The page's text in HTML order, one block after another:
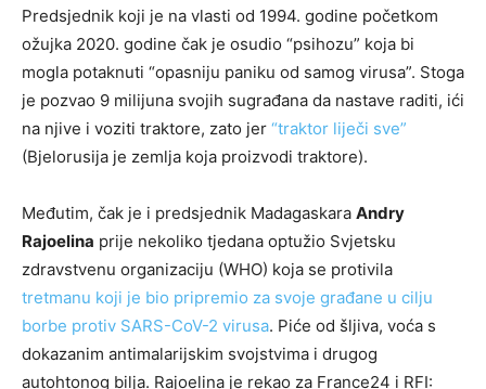
Predsjednik koji je na vlasti od 1994. godine početkom
ožujka 2020. godine čak je osudio “psihozu” koja bi
mogla potaknuti “opasniju paniku od samog virusa”. Stoga
je pozvao 9 milijuna svojih sugrađana da nastave raditi, ići
na njive i voziti traktore, zato jer “traktor liječi sve”
(Bjelorusija je zemlja koja proizvodi traktore).
Međutim, čak je i predsjednik Madagaskara Andry
Rajoelina prije nekoliko tjedana optužio Svjetsku
zdravstvenu organizaciju (WHO) koja se protivila
tretmanu koji je bio pripremio za svoje građane u cilju
borbe protiv SARS-CoV-2 virusa. Piće od šljiva, voća s
dokazanim antimalarijskim svojstvima i drugog
autohtonog bilja. Rajoelina je rekao za France24 i RFI: